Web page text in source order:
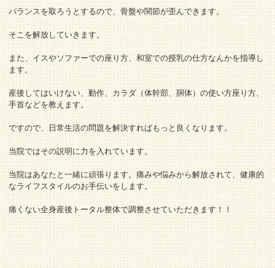
バランスを取ろうとするので、骨盤や関節が歪んできます。
そこを解放していきます。
また、イスやソファーでの座り方、和室での授乳の仕方なんかを指導し
ます。
産後してはいけない、動作、カラダ（体幹部、胴体）の使い方座り方、
手首などを教えます。
ですので、日常生活の問題を解決すればもっと良くなります。
当院ではその説明に力を入れています。
当院はあなたと一緒に頑張ります。痛みや悩みから解放されて、健康的
なライフスタイルのお手伝いをします。
痛くない全身産後トータル整体で調整させていただきます！！